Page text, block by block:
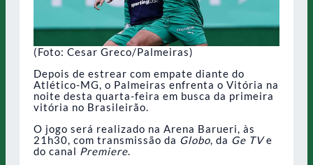
(Foto: Cesar Greco/Palmeiras)
Depois de estrear com empate diante do
Atlético-MG, o Palmeiras enfrenta o Vitória na
noite desta quarta-feira em busca da primeira
vitória no Brasileirão.
O jogo será realizado na Arena Barueri, às
21h30, com transmissão da Globo, da Ge TVe
do canal Premiere.